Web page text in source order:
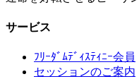
サービス
ﾌﾘｰﾀﾞﾑﾃﾞｨｽﾃｨﾆｰ会員
セッションのご案内